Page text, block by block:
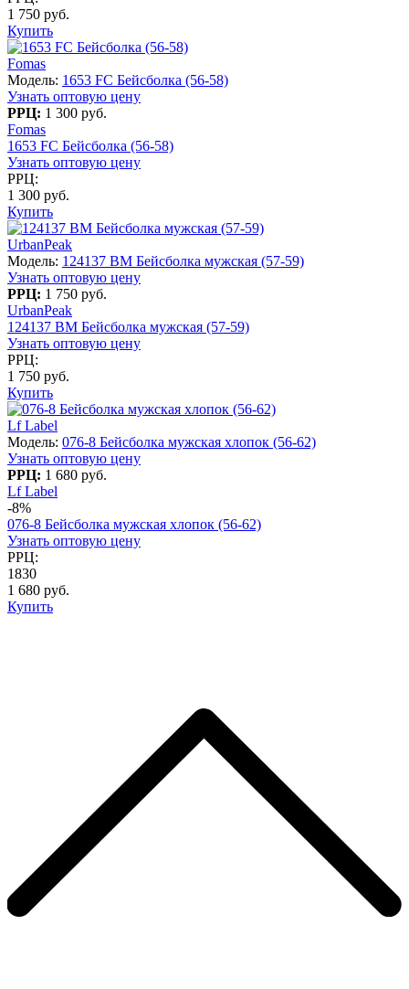
1 750 руб.
Купить
Fomas
Модель: 1653 FC Бейсболка (56-58)
Узнать оптовую цену
РРЦ: 1 300 руб.
Fomas
1653 FC Бейсболка (56-58)
Узнать оптовую цену
РРЦ:
1 300 руб.
Купить
UrbanPeak
Модель: 124137 BM Бейсболка мужская (57-59)
Узнать оптовую цену
РРЦ: 1 750 руб.
UrbanPeak
124137 BM Бейсболка мужская (57-59)
Узнать оптовую цену
РРЦ:
1 750 руб.
Купить
Lf Label
Модель: 076-8 Бейсболка мужская хлопок (56-62)
Узнать оптовую цену
РРЦ: 1 680 руб.
Lf Label
-8%
076-8 Бейсболка мужская хлопок (56-62)
Узнать оптовую цену
РРЦ:
1830
1 680 руб.
Купить